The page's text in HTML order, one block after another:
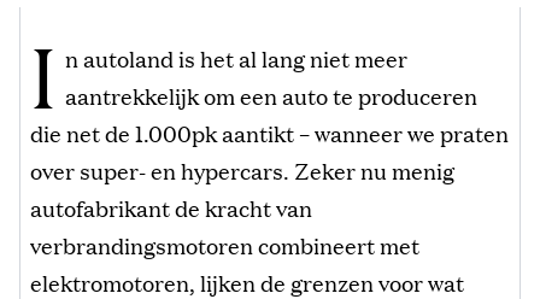
I n autoland is het al lang niet meer
aantrekkelijk om een auto te produceren
die net de 1.000pk aantikt – wanneer we praten
over super- en hypercars. Zeker nu menig
autofabrikant de kracht van
verbrandingsmotoren combineert met
elektromotoren, lijken de grenzen voor wat